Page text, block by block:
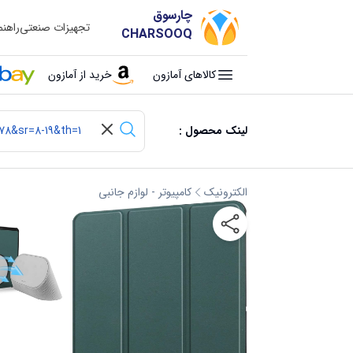
چارسوق
CHARSOOQ
تجهیزات صنعتی
کالاهای آمازون خرید از آمازون
لینک محصول :
الکترونیک کامپیوتر - لوازم جانبی